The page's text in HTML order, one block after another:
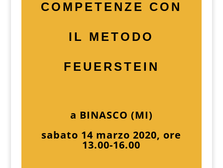
COMPETENZE CON
IL METODO
FEUERSTEIN
a BINASCO (MI)
sabato 14 marzo 2020, ore
13.00-16.00